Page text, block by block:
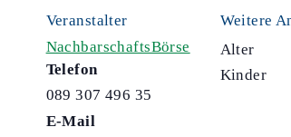
Veranstalter
NachbarschaftsBörse
Telefon
089 307 496 35
E-Mail
Weitere
Alter
Kinder